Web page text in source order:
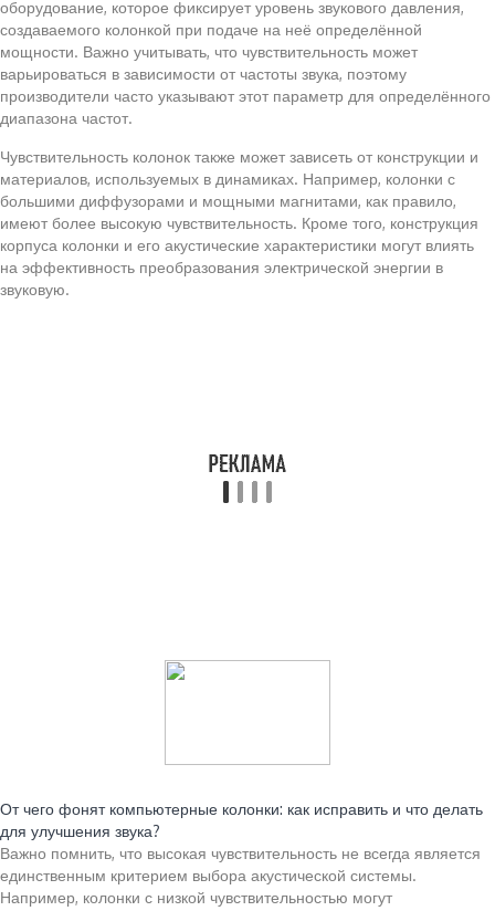
оборудование, которое фиксирует уровень звукового давления,
создаваемого колонкой при подаче на неё определённой
мощности. Важно учитывать, что чувствительность может
варьироваться в зависимости от частоты звука, поэтому
производители часто указывают этот параметр для определённого
диапазона частот.
Чувствительность колонок также может зависеть от конструкции и
материалов, используемых в динамиках. Например, колонки с
большими диффузорами и мощными магнитами, как правило,
имеют более высокую чувствительность. Кроме того, конструкция
корпуса колонки и его акустические характеристики могут влиять
на эффективность преобразования электрической энергии в
звуковую.
От чего фонят компьютерные колонки: как исправить и что делать
для улучшения звука?
Важно помнить, что высокая чувствительность не всегда является
единственным критерием выбора акустической системы.
Например, колонки с низкой чувствительностью могут